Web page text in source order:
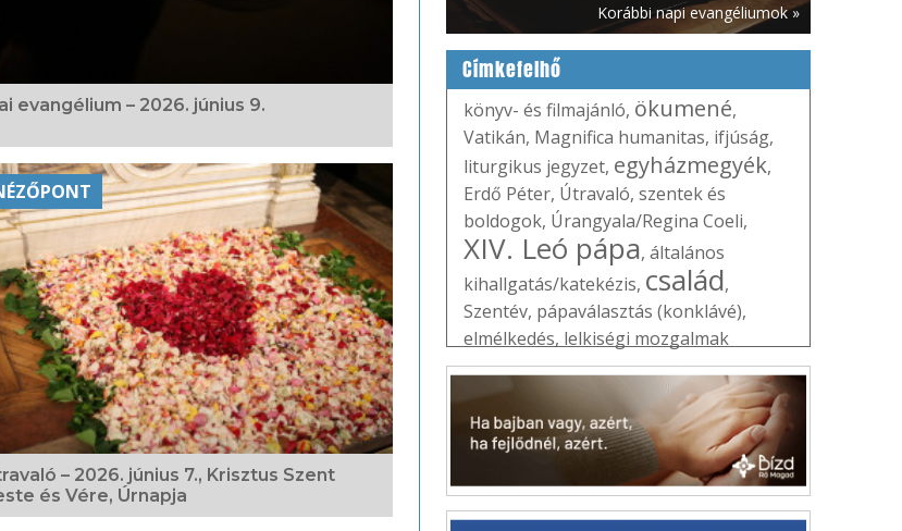
evangélium – 2026. június 9.
– 2026. június 7., Krisztus Szent
és Vére, Úrnapja
Korábbi napi evangéliumok »
Címkefelhő
könyv- és filmajánló, ökumené,
Vatikán, Magnifica humanitas, ifjúság,
liturgikus jegyzet, egyházmegyék,
Erdő Péter, Útravaló, szentek és
boldogok, Úrangyala/Regina Coeli,
XIV. Leó pápa, általános
kihallgatás/katekézis, család,
Szentév, pápaválasztás (konklávé),
elmélkedés, lelkiségi mozgalmak